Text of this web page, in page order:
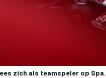
zich als teamspeler op Spa.